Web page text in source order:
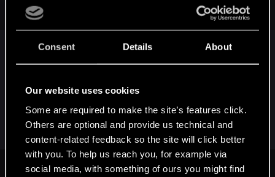
Consent Details About
Our website uses cookies
Some are required to make the site’s features click.
Others are optional and provide us technical and
content-related feedback so the site will click better
with you. To help us reach you, for example via
social media, with something of ours you might find
Jeśli o mnie chodzi, wystarczy normalny cosplay.
zrobienie stroju i jakiś w miarę uzdolniony fotograf
by się przydał. Same kłody pod nogi, a marzenie
na wyciągnięcie ręki. Ech...
First Prev 5 of 5